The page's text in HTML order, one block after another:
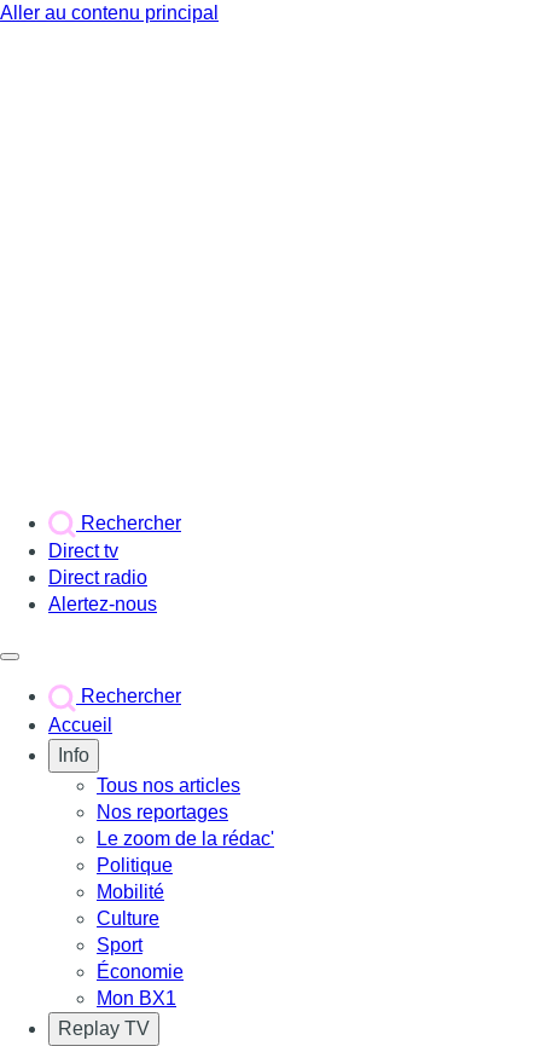
Aller au contenu principal
Rechercher
Direct tv
Direct radio
Alertez-nous
Rechercher
Accueil
Info
Tous nos articles
Nos reportages
Le zoom de la rédac'
Politique
Mobilité
Culture
Sport
Économie
Mon BX1
Replay TV